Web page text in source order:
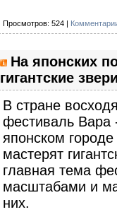
Просмотров: 524 |
На японских
гигантские
В стране
фестиваль Вара
японском
мастерят
главная тема
масштабами и
них.